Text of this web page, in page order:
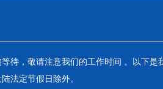
待，敬请注意我们的工作时间 。以下是
法定节假日除外。